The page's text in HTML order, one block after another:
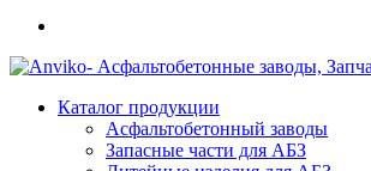
Каталог продукции
Асфальтобетонный заводы
Запасные части для АБЗ